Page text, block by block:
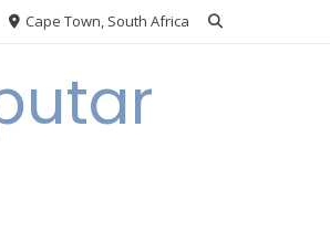
Cape Town, South Africa